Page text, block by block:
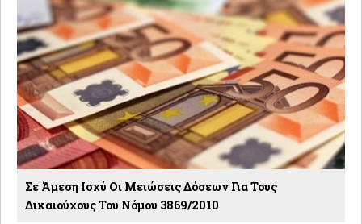
Σε Άμεση Ισχύ Οι Μειώσεις Δόσεων Για Τους
Δικαιούχους Του Νόμου 3869/2010